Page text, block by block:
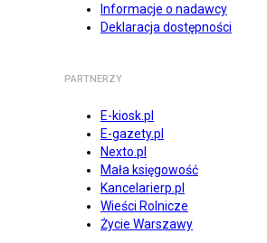
Informacje o nadawcy
Deklaracja dostępności
PARTNERZY
E-kiosk.pl
E-gazety.pl
Nexto.pl
Mała księgowość
Kancelarierp.pl
Wieści Rolnicze
Życie Warszawy